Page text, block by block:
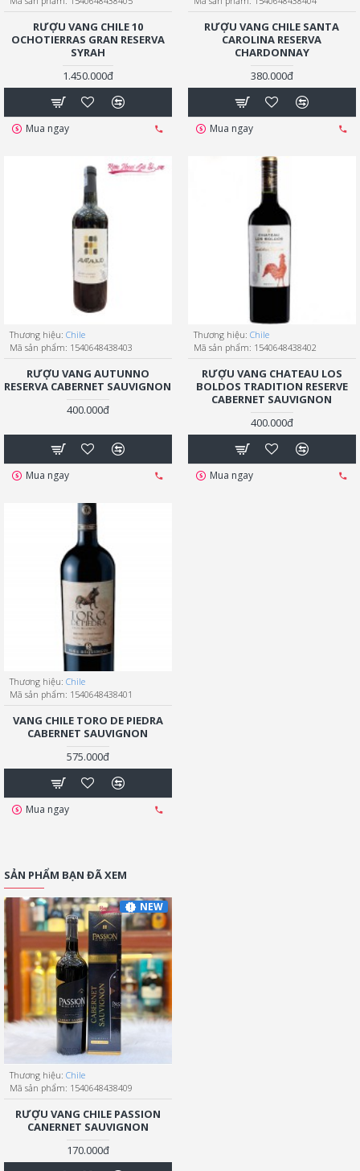
RƯỢU VANG CHILE 10
OCHOTIERRAS GRAN RESERVA
SYRAH
1.450.000đ
Mua ngay
RƯỢU VANG CHILE SANTA
CAROLINA RESERVA
CHARDONNAY
380.000đ
Mua ngay
Thương hiệu: Chile
Mã sản phẩm: 1540648438403
RƯỢU VANG AUTUNNO
RESERVA CABERNET SAUVIGNON
400.000đ
Mua ngay
Thương hiệu: Chile
Mã sản phẩm: 1540648438402
RƯỢU VANG CHATEAU LOS
BOLDOS TRADITION RESERVE
CABERNET SAUVIGNON
400.000đ
Mua ngay
Thương hiệu: Chile
Mã sản phẩm: 1540648438401
VANG CHILE TORO DE PIEDRA
CABERNET SAUVIGNON
575.000đ
Mua ngay
SẢN PHẨM BẠN ĐÃ XEM
NEW
Thương hiệu: Chile
Mã sản phẩm: 1540648438409
RƯỢU VANG CHILE PASSION
CANERNET SAUVIGNON
170.000đ